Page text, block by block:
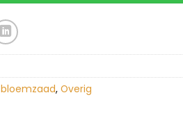
, Overig